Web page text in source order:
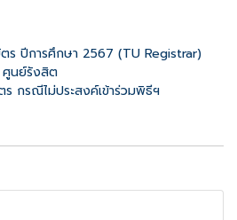
ร ปีการศึกษา 2567 (TU Registrar)
ศูนย์รังสิต
กรณีไม่ประสงค์เข้าร่วมพิธีฯ